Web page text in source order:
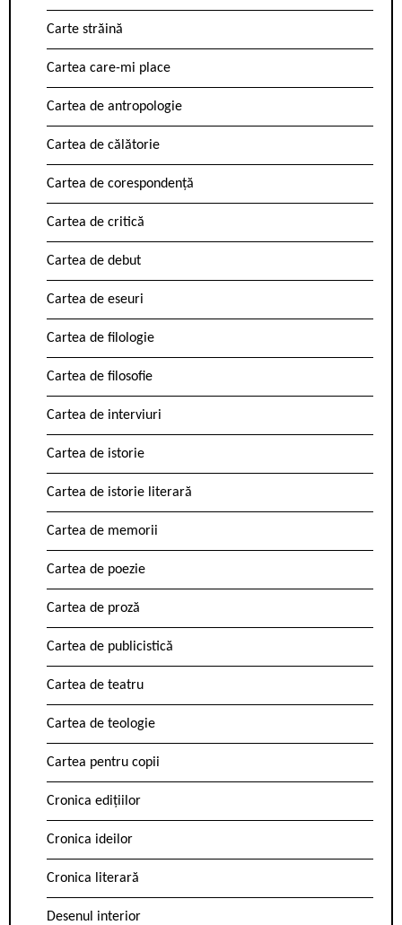
Carte străină
Cartea care-mi place
Cartea de antropologie
Cartea de călătorie
Cartea de corespondență
Cartea de critică
Cartea de debut
Cartea de eseuri
Cartea de filologie
Cartea de filosofie
Cartea de interviuri
Cartea de istorie
Cartea de istorie literară
Cartea de memorii
Cartea de poezie
Cartea de proză
Cartea de publicistică
Cartea de teatru
Cartea de teologie
Cartea pentru copii
Cronica edițiilor
Cronica ideilor
Cronica literară
Desenul interior